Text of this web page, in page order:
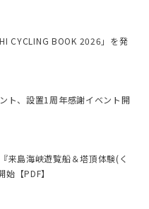
CYCLING BOOK 2026」を発
ト、設置1周年感謝イベント開
来島海峡遊覧船＆塔頂体験(く
【PDF】